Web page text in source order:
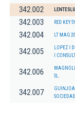
342.002
342.003 RED KEY
342.004 LT MAG
342.005
LOPEZ I
I
342.006
SL.
342.007